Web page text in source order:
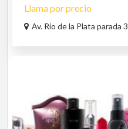
Llama por precio
Av. Rio de la Plata parada 3